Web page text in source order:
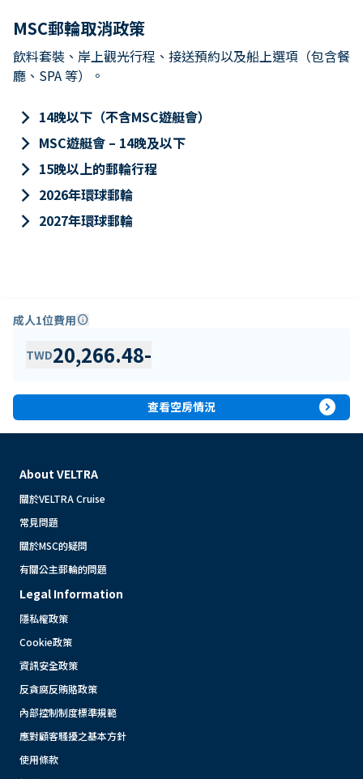
MSC郵輪取消政策
飲料套裝、岸上觀光行程、接送預約以及船上選項（包含餐
廳、SPA 等）。
keyboard_arrow_right 14晚以下（不含MSC遊艇會）
keyboard_arrow_right MSC遊艇會 – 14晚及以下
keyboard_arrow_right 15晚以上的郵輪行程
keyboard_arrow_right 2026年環球郵輪
keyboard_arrow_right 2027年環球郵輪
成人1位費用info
TWD20,266.48-
查看空房情況 expand_circle_right
About VELTRA
關於VELTRA Cruise
常見問題
關於MSC的疑問
有關公主郵輪的問題
Legal Information
隱私權政策
Cookie政策
資訊安全政策
反貪腐反賄賂政策
內部控制制度標準規範
應對顧客騷擾之基本方針
使用條款